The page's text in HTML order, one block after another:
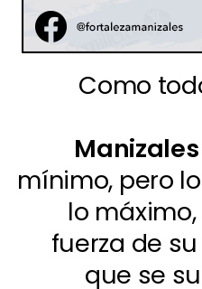
Como
Manizales
mínimo, pero
lo máximo,
fuerza de
que se